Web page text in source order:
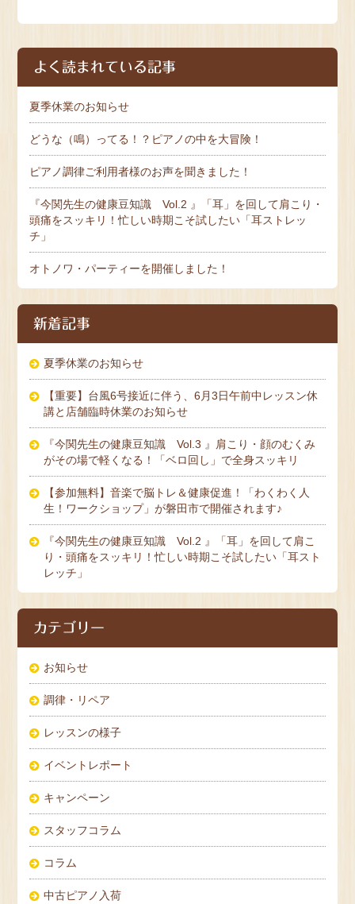
よく読まれている記事
夏季休業のお知らせ
どうな（鳴）ってる！？ピアノの中を大冒険！
ピアノ調律ご利用者様のお声を聞きました！
『今関先生の健康豆知識 Vol.2 』「耳」を回して肩こり・
頭痛をスッキリ！忙しい時期こそ試したい「耳ストレッ
チ」
オトノワ・パーティーを開催しました！
新着記事
夏季休業のお知らせ
【重要】台風6号接近に伴う、6月3日午前中レッスン休
講と店舗臨時休業のお知らせ
『今関先生の健康豆知識 Vol.3 』肩こり・顔のむくみ
がその場で軽くなる！「ベロ回し」で全身スッキリ
【参加無料】音楽で脳トレ＆健康促進！「わくわく人
生！ワークショップ」が磐田市で開催されます♪
『今関先生の健康豆知識 Vol.2 』「耳」を回して肩こ
り・頭痛をスッキリ！忙しい時期こそ試したい「耳スト
レッチ」
カテゴリー
お知らせ
調律・リペア
レッスンの様子
イベントレポート
キャンペーン
スタッフコラム
コラム
中古ピアノ入荷